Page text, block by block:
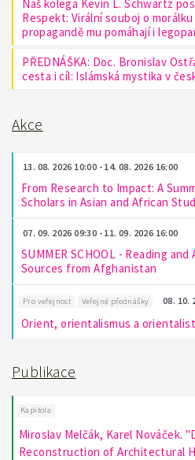
Náš kolega Kevin L. Schwartz
Respekt: Virální souboj o morálku
propagandě mu pomáhají i
PŘEDNÁŠKA: Doc. Bronislav
cesta i cíl: Islámská mystika v
Akce
13. 08. 2026 10:00 - 14. 08. 2026 16:00
From Research to Impact: A
Scholars in Asian and African
07. 09. 2026 09:30 - 11. 09. 2026 16:00
SUMMER SCHOOL - Reading
Sources from Afghanistan
Pro veřejnost Veřejné přednášky 08. 10.
Orient, orientalismus a
Publikace
Kapitola
Miroslav Melčák, Karel Nováček.
Reconstruction of Architectural